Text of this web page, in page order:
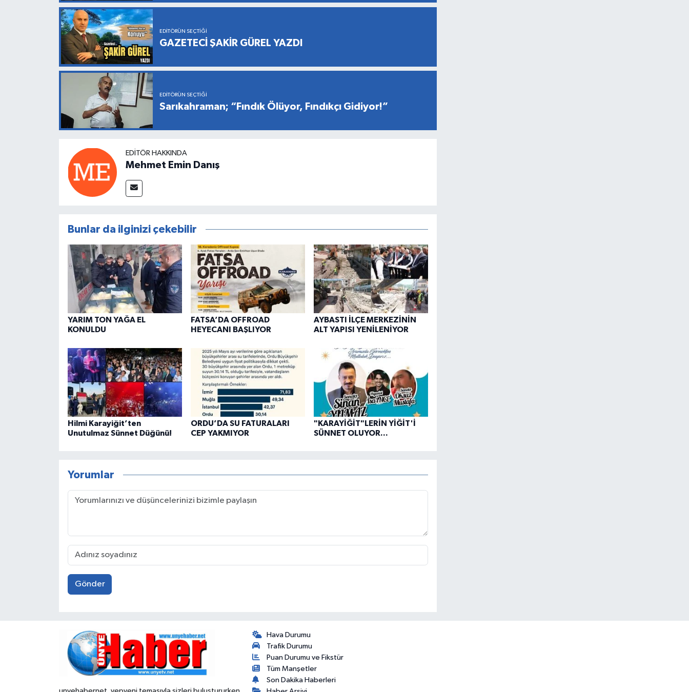
EDITÖRÜN SEÇTIĞI
GAZETECİ ŞAKİR GÜREL YAZDI
EDITÖRÜN SEÇTIĞI
Sarıkahraman; “Fındık Ölüyor, Fındıkçı Gidiyor!”
EDITÖR HAKKINDA
Mehmet Emin Danış
Bunlar da ilginizi çekebilir
YARIM TON YAĞA EL
KONULDU
FATSA’DA OFFROAD
HEYECANI BAŞLIYOR
AYBASTI İLÇE MERKEZİNİN
ALT YAPISI YENİLENİYOR
Hilmi Karayiğit’ten
Unutulmaz Sünnet Düğünü!
ORDU’DA SU FATURALARI
CEP YAKMIYOR
"KARAYİĞİT"LERİN YİĞİT'İ
SÜNNET OLUYOR...
Yorumlar
Gönder
unyehabernet, yepyeni temasıyla sizleri buluştururken,
Hava Durumu
Trafik Durumu
Puan Durumu ve Fikstür
Tüm Manşetler
Son Dakika Haberleri